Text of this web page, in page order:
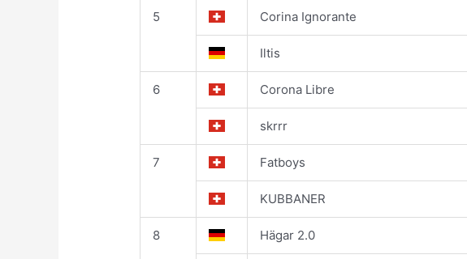
5 Corina Ignorante
Iltis
6 Corona Libre
skrrr
7 Fatboys
KUBBANER
8 Hägar 2.0